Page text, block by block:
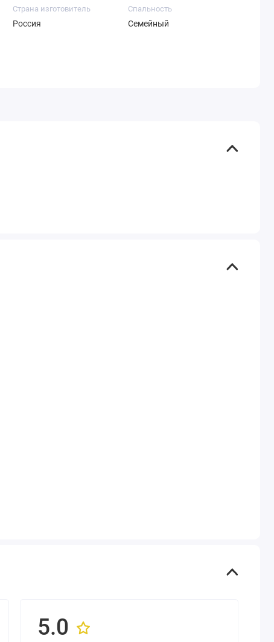
Страна изготовитель
Россия
Спальность
Семейный
5.0